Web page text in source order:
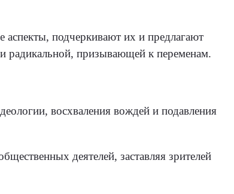
аспекты, подчеркивают их и предлагают
радикальной, призывающей к переменам.
восхваления вождей и подавления
деятелей, заставляя зрителей